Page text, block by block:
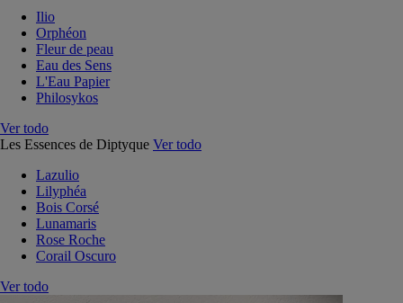
Ilio
Orphéon
Fleur de peau
Eau des Sens
L'Eau Papier
Philosykos
Ver todo
Les Essences de Diptyque Ver todo
Lazulio
Lilyphéa
Bois Corsé
Lunamaris
Rose Roche
Corail Oscuro
Ver todo